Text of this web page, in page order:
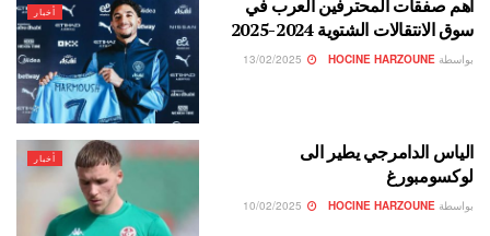
أخبار
أهم صفقات المحترفين العرب في
سوق الانتقالات الشتوية 2024-2025
بواسطة HOCINE HARZOUNE
أخبار
الياس الدامرجي يطير الى
لوكسومبورغ
بواسطة HOCINE HARZOUNE